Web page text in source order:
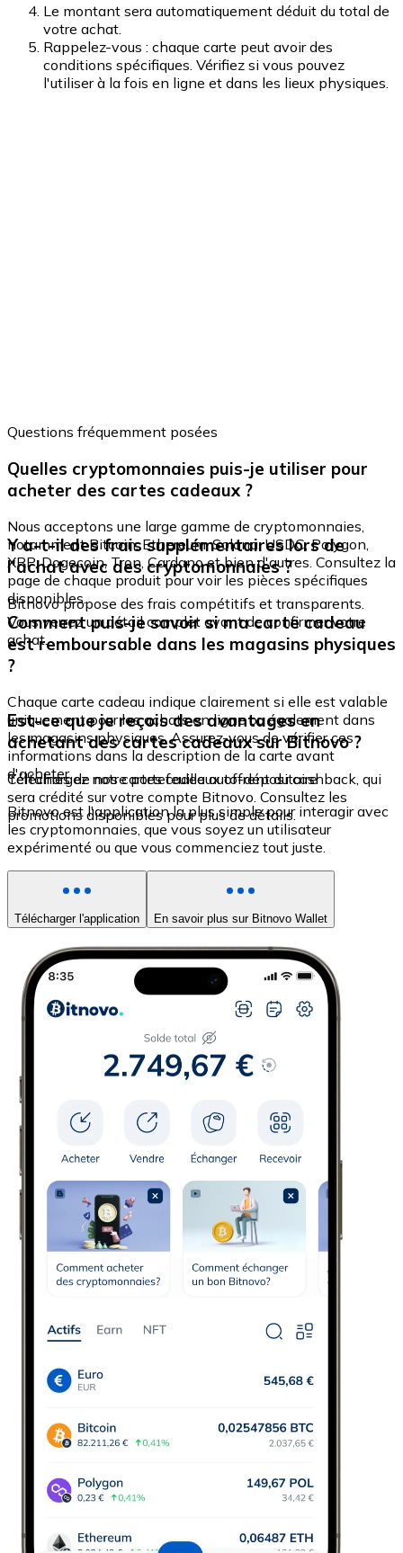
Le montant sera automatiquement déduit du total de
votre achat.
Rappelez-vous : chaque carte peut avoir des
conditions spécifiques. Vérifiez si vous pouvez
l'utiliser à la fois en ligne et dans les lieux physiques.
Questions fréquemment posées
Quelles cryptomonnaies puis-je utiliser pour
acheter des cartes cadeaux ?
Nous acceptons une large gamme de cryptomonnaies,
notamment Bitcoin, Ethereum, Solana, USDC, Polygon,
XRP, Dogecoin, Tron, Cardano et bien d'autres. Consultez la
page de chaque produit pour voir les pièces spécifiques
disponibles.
Y a-t-il des frais supplémentaires lors de
l'achat avec des cryptomonnaies ?
Bitnovo propose des frais compétitifs et transparents.
Vous verrez un détail complet avant de confirmer votre
achat.
Comment puis-je savoir si ma carte cadeau
est remboursable dans les magasins physiques
?
Chaque carte cadeau indique clairement si elle est valable
uniquement pour les achats en ligne ou également dans
les magasins physiques. Assurez-vous de vérifier ces
informations dans la description de la carte avant
d'acheter.
Est-ce que je reçois des avantages en
achetant des cartes cadeaux sur Bitnovo ?
Certaines de nos cartes cadeaux offrent du cashback, qui
sera crédité sur votre compte Bitnovo. Consultez les
promotions disponibles pour plus de détails.
Téléchargez notre portefeuille auto-dépositaire
Bitnovo est l'application la plus simple pour interagir avec
les cryptomonnaies, que vous soyez un utilisateur
expérimenté ou que vous commenciez tout juste.
Télécharger l'application En savoir plus sur Bitnovo Wallet